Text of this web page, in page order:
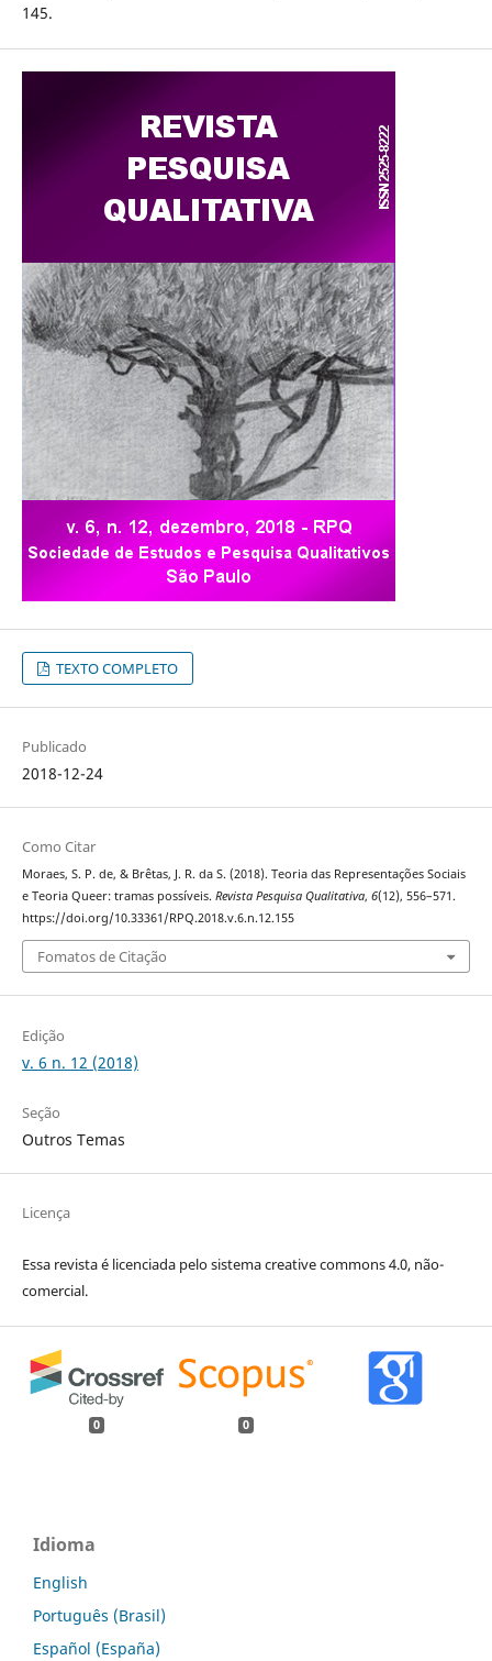
145.
TEXTO COMPLETO
Publicado
2018-12-24
Como Citar
Moraes, S. P. de, & Brêtas, J. R. da S. (2018). Teoria das Representações Sociais
e Teoria Queer: tramas possíveis. Revista Pesquisa Qualitativa, 6(12), 556–571.
https://doi.org/10.33361/RPQ.2018.v.6.n.12.155
Fomatos de Citação
Edição
v. 6 n. 12 (2018)
Seção
Outros Temas
Licença
Essa revista é licenciada pelo sistema creative commons 4.0, não-
comercial.
0 0
Idioma
English
Português (Brasil)
Español (España)